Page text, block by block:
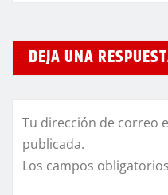
DEJA UNA
Tu dirección de correo
publicada.
Los campos